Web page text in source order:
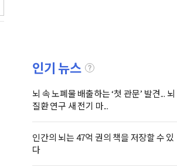
인기 뉴스
뇌 속 노폐물 배출하는 ‘첫 관문’ 발견... 뇌
질환 연구 새 전기 마...
인간의 뇌는 47억 권의 책을 저장할 수 있
다